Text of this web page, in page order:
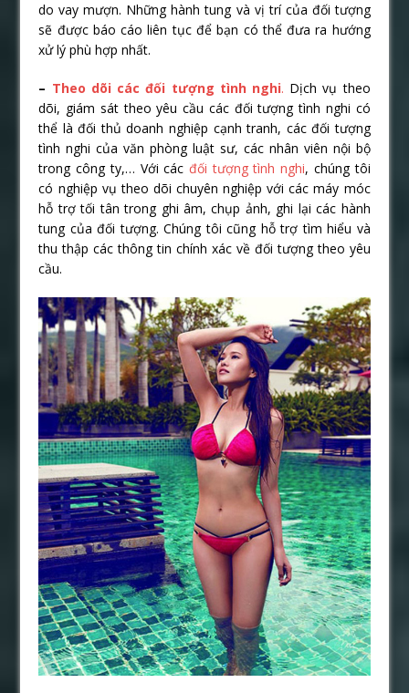
do vay mượn. Những hành tung và vị trí của đối tượng
sẽ được báo cáo liên tục để bạn có thể đưa ra hướng
xử lý phù hợp nhất.
– Theo dõi các đối tượng tình nghi. Dịch vụ theo
dõi, giám sát theo yêu cầu các đối tượng tình nghi có
thể là đối thủ doanh nghiệp cạnh tranh, các đối tượng
tình nghi của văn phòng luật sư, các nhân viên nội bộ
trong công ty,… Với các đối tượng tình nghi, chúng tôi
có nghiệp vụ theo dõi chuyên nghiệp với các máy móc
hỗ trợ tối tân trong ghi âm, chụp ảnh, ghi lại các hành
tung của đối tượng. Chúng tôi cũng hỗ trợ tìm hiểu và
thu thập các thông tin chính xác về đối tượng theo yêu
cầu.